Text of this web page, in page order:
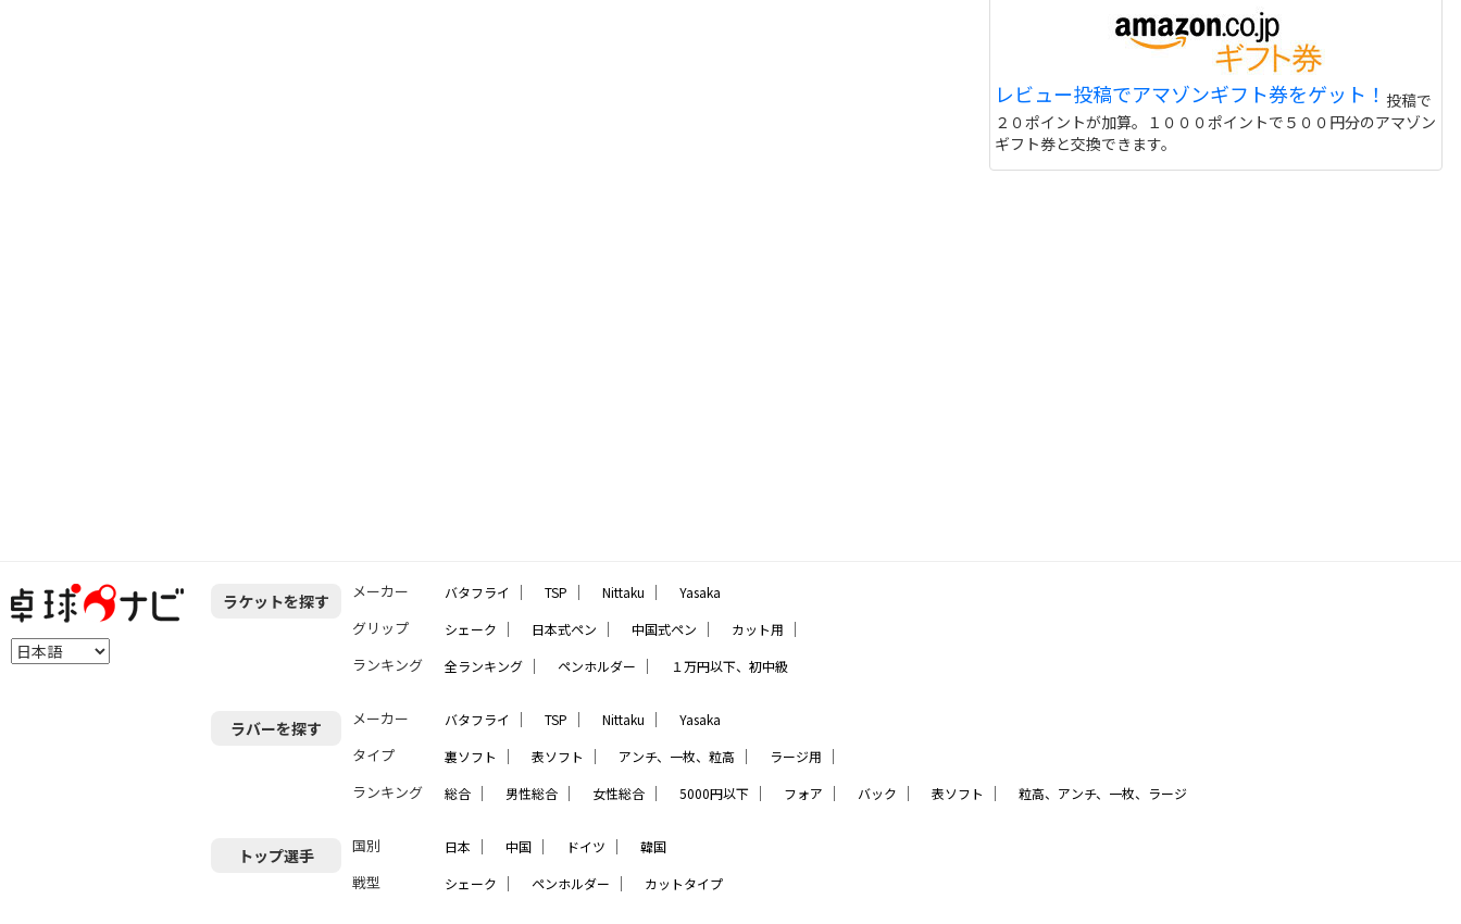
レビュー投稿でアマゾンギフト券をゲット！ 投稿で
２０ポイントが加算。１０００ポイントで５００円分のアマゾン
ギフト券と交換できます。
ラケットを探す メーカー バタフライ ｜ TSP ｜ Nittaku ｜ Yasaka
グリップ シェーク ｜ 日本式ペン ｜ 中国式ペン ｜ カット用 ｜
ランキング 全ランキング ｜ ペンホルダー ｜ １万円以下、初中級
ラバーを探す メーカー バタフライ ｜ TSP ｜ Nittaku ｜ Yasaka
タイプ 裏ソフト ｜ 表ソフト ｜ アンチ、一枚、粒高 ｜ ラージ用 ｜
ランキング 総合 ｜ 男性総合 ｜ 女性総合 ｜ 5000円以下 ｜ フォア ｜ バック ｜ 表ソフト ｜ 粒高、アンチ、一枚、ラージ
トップ選手 国別 日本 ｜ 中国 ｜ ドイツ ｜ 韓国
戦型 シェーク ｜ ペンホルダー ｜ カットタイプ